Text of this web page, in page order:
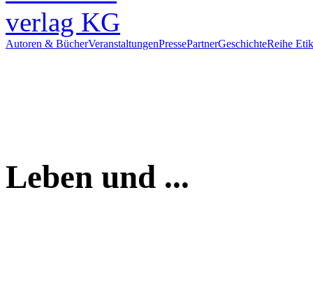
Autoren & BücherVeranstaltungenPressePartnerGeschichteReihe
Leben und ...